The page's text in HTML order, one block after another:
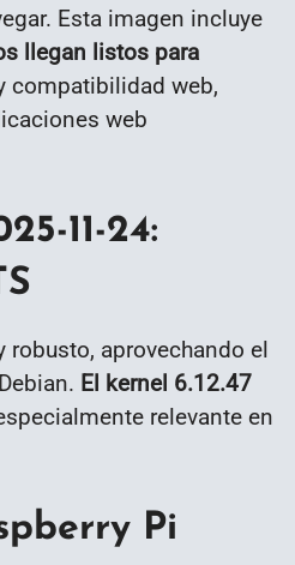
Esta imagen incluye
llegan listos para
compatibilidad web,
web
11-24:
robusto, aprovechando el
El kernel 6.12.47
relevante en
Pi